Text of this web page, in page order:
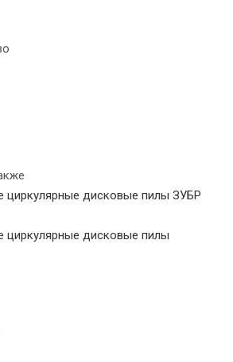
циркулярные дисковые пилы ЗУБР
циркулярные дисковые пилы